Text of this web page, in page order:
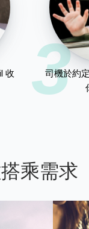
收
3
司機於約
乘需求